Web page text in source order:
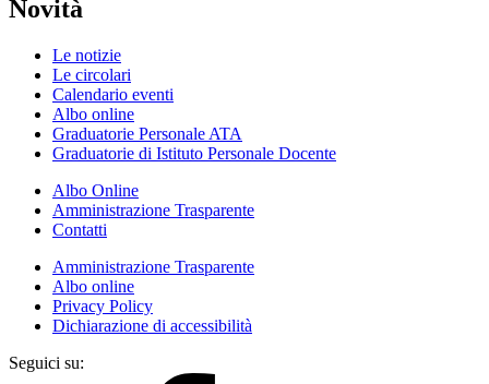
Novità
Le notizie
Le circolari
Calendario eventi
Albo online
Graduatorie Personale ATA
Graduatorie di Istituto Personale Docente
Albo Online
Amministrazione Trasparente
Contatti
Amministrazione Trasparente
Albo online
Privacy Policy
Dichiarazione di accessibilità
Seguici su: